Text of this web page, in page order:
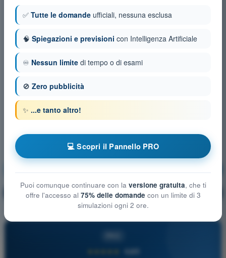
🔒 PRO Spiegazione domanda
4,6/5
✅ Tutte le domande ufficiali, nessuna esclusa
🧠 Spiegazioni e previsioni con Intelligenza Artificiale
♾️ Nessun limite di tempo o di esami
🚫 Zero pubblicità
✨ ...e tanto altro!
💻 Scopri il Pannello PRO
Puoi comunque continuare con la versione gratuita, che ti
offre l'accesso al 75% delle domande con un limite di 3
simulazioni ogni 2 ore.